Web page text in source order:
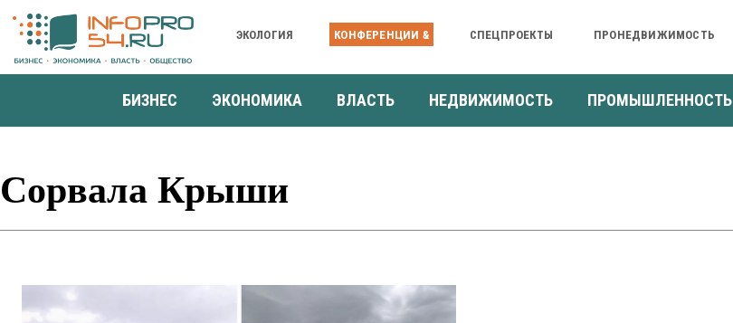
ЭКОЛОГИЯ КОНФЕРЕНЦИИ & СПЕЦПРОЕКТЫ ПРОНЕДВИЖИМОСТЬ
БИЗНЕС ЭКОНОМИКА ВЛАСТЬ НЕДВИЖИМОСТЬ ПРОМЫШЛЕННОСТЬ
Сорвала Крыши